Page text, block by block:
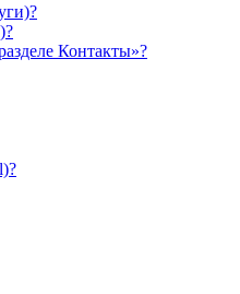
Контакты»?